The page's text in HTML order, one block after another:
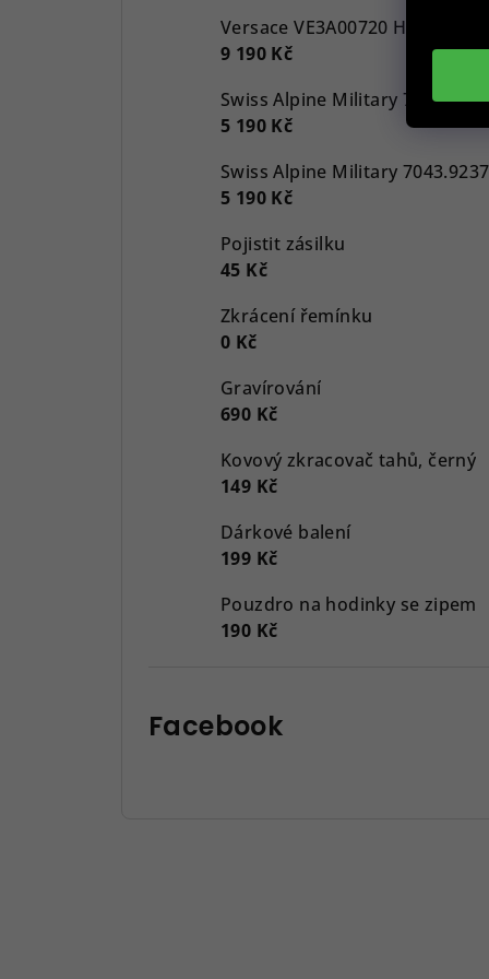
9 190 Kč
5 190 Kč
5 190 Kč
Pojistit zásilku
45 Kč
Zkrácení řemínku
0 Kč
Gravírování
690 Kč
Kovový zkracovač tahů, černý
149 Kč
Dárkové balení
199 Kč
Pouzdro na hodinky se zipem
190 Kč
Facebook